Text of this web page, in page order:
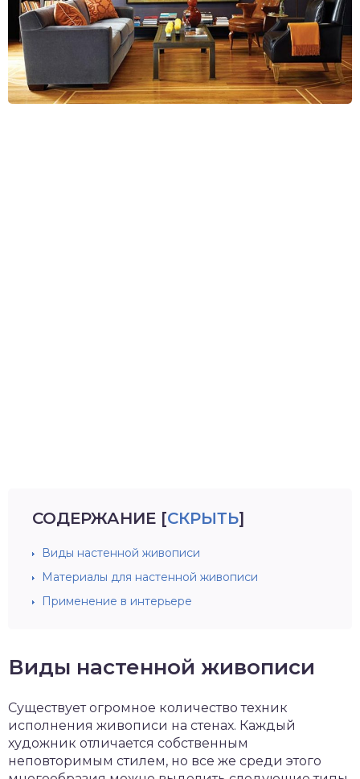
СОДЕРЖАНИЕ [СКРЫТЬ]
Виды настенной живописи
Материалы для настенной живописи
Применение в интерьере
Виды настенной живописи
Существует огромное количество техник
исполнения живописи на стенах. Каждый
художник отличается собственным
неповторимым стилем, но все же среди этого